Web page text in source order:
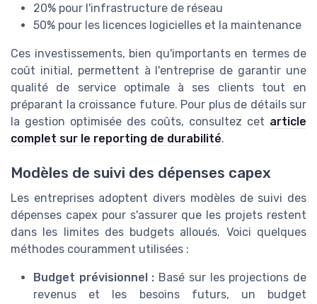
20% pour l'infrastructure de réseau
50% pour les licences logicielles et la maintenance
Ces investissements, bien qu'importants en termes de
coût initial, permettent à l'entreprise de garantir une
qualité de service optimale à ses clients tout en
préparant la croissance future. Pour plus de détails sur
la gestion optimisée des coûts, consultez cet article
complet sur le reporting de durabilité.
Modèles de suivi des dépenses capex
Les entreprises adoptent divers modèles de suivi des
dépenses capex pour s'assurer que les projets restent
dans les limites des budgets alloués. Voici quelques
méthodes couramment utilisées :
Budget prévisionnel : Basé sur les projections de
revenus et les besoins futurs, un budget